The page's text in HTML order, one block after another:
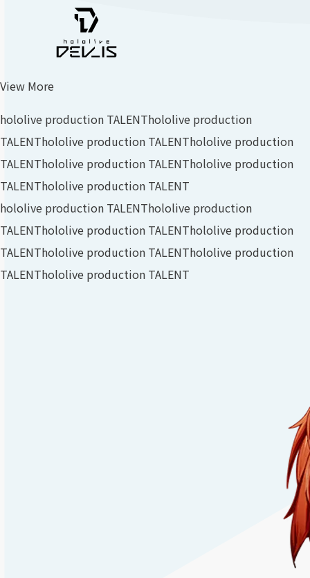
View More
hololive production TALENThololive production
TALENThololive production TALENThololive production
TALENThololive production TALENThololive production
TALENThololive production TALENT
hololive production TALENThololive production
TALENThololive production TALENThololive production
TALENThololive production TALENThololive production
TALENThololive production TALENT